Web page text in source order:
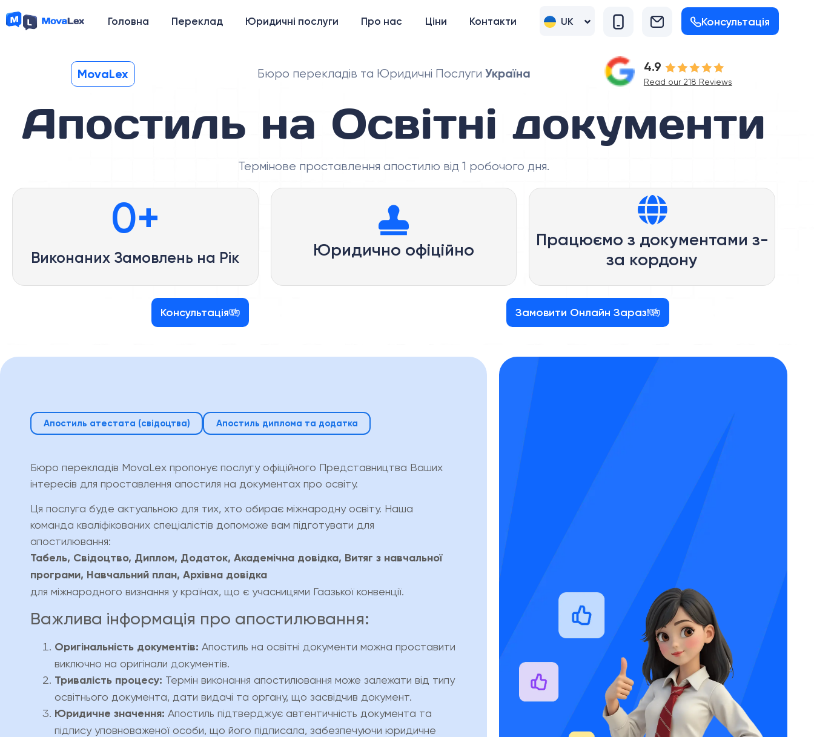
Головна Переклад Юридичні послуги Про нас Ціни Контакти UK
RU Консультація
MovaLex Бюро перекладів та Юридичні Послуги Україна 4.9
Read our 218 Reviews
Апостиль на Освітні документи
Термінове проставлення апостилю від 1 робочого дня.
Виконаних Замовлень на Рік
0+
Юридично офіційно
Працюємо з документами з-
за кордону
Консультація Замовити Онлайн Зараз!
Апостиль атестата (свідоцтва) Апостиль диплома та додатка
Бюро перекладів MovaLex пропонує послугу офіційного Представництва Ваших
інтересів для проставлення апостиля на документах про освіту.
Ця послуга буде актуальною для тих, хто обирає міжнародну освіту. Наша
команда кваліфікованих спеціалістів допоможе вам підготувати для
апостилювання:
Табель, Свідоцтво, Диплом, Додаток, Академічна довідка, Витяг з навчальної
програми, Навчальний план, Архівна довідка
для міжнародного визнання у країнах, що є учасницями Гаазької конвенції.
Важлива інформація про апостилювання:
Оригінальність документів: Апостиль на освітні документи можна проставити
виключно на оригінали документів.
Тривалість процесу: Термін виконання апостилювання може залежати від типу
освітнього документа, дати видачі та органу, що засвідчив документ.
Юридичне значення: Апостиль підтверджує автентичність документа та
підпису уповноваженої особи, що його підписала, забезпечуючи юридичне